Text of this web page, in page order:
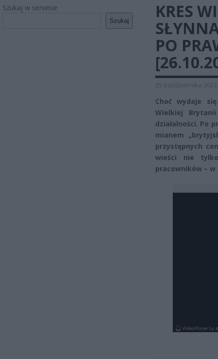
Szukaj w serwisie
Szukaj
KRES
PO
25 października 2023
Choć wydaje
Wielkiej
działalności. Po
mianem
przystępnych
wieści nie
pracowników –